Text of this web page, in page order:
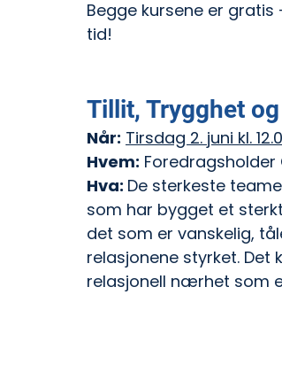
Begge kursene er
tid!
Tillit, Trygghet
Når: Tirsdag 2. juni kl.
Hvem: Foredragsholder
Hva: De sterkeste
som har bygget et
det som er vanskelig,
relasjonene styrket.
relasjonell nærhet som